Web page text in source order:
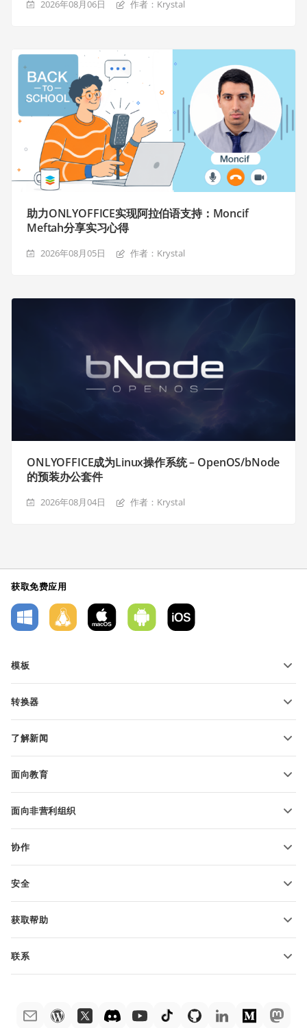
2026年08月06日 作者：Krystal
助力ONLYOFFICE实现阿拉伯语支持：Moncif
Meftah分享实习心得
2026年08月05日 作者：Krystal
ONLYOFFICE成为Linux操作系统 – OpenOS/bNode
的预装办公套件
2026年08月04日 作者：Krystal
获取免费应用
模板
文本文档模板
转换器
转换电子表格
了解新闻
面向教育
适用于教育人士
面向非营利组织
申请免费帐户
协作
翻译人员
安全
获取帮助
帮助中心
白皮书
联系
媒体咨询
press@onlyoffice.com